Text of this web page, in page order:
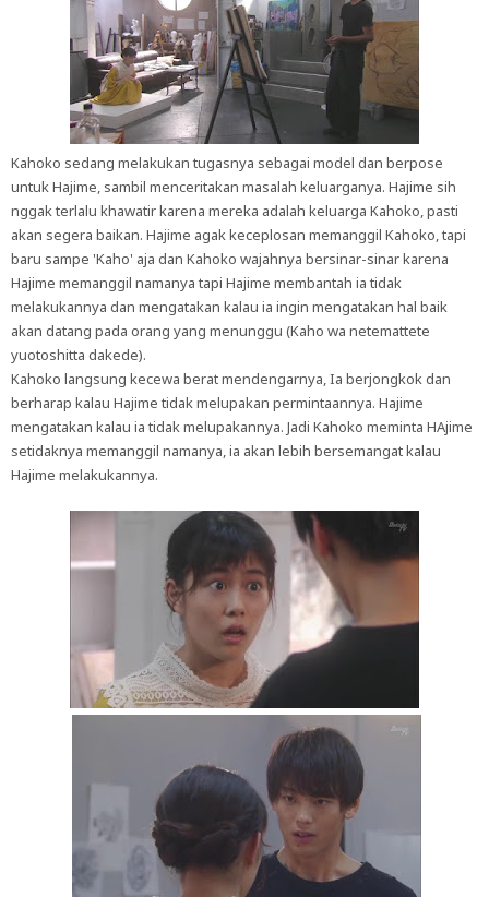
Kahoko sedang melakukan tugasnya sebagai model dan berpose
untuk Hajime, sambil menceritakan masalah keluarganya. Hajime sih
nggak terlalu khawatir karena mereka adalah keluarga Kahoko, pasti
akan segera baikan. Hajime agak keceplosan memanggil Kahoko, tapi
baru sampe 'Kaho' aja dan Kahoko wajahnya bersinar-sinar karena
Hajime memanggil namanya tapi Hajime membantah ia tidak
melakukannya dan mengatakan kalau ia ingin mengatakan hal baik
akan datang pada orang yang menunggu (Kaho wa netemattete
yuotoshitta dakede).
Kahoko langsung kecewa berat mendengarnya, Ia berjongkok dan
berharap kalau Hajime tidak melupakan permintaannya. Hajime
mengatakan kalau ia tidak melupakannya. Jadi Kahoko meminta HAjime
setidaknya memanggil namanya, ia akan lebih bersemangat kalau
Hajime melakukannya.